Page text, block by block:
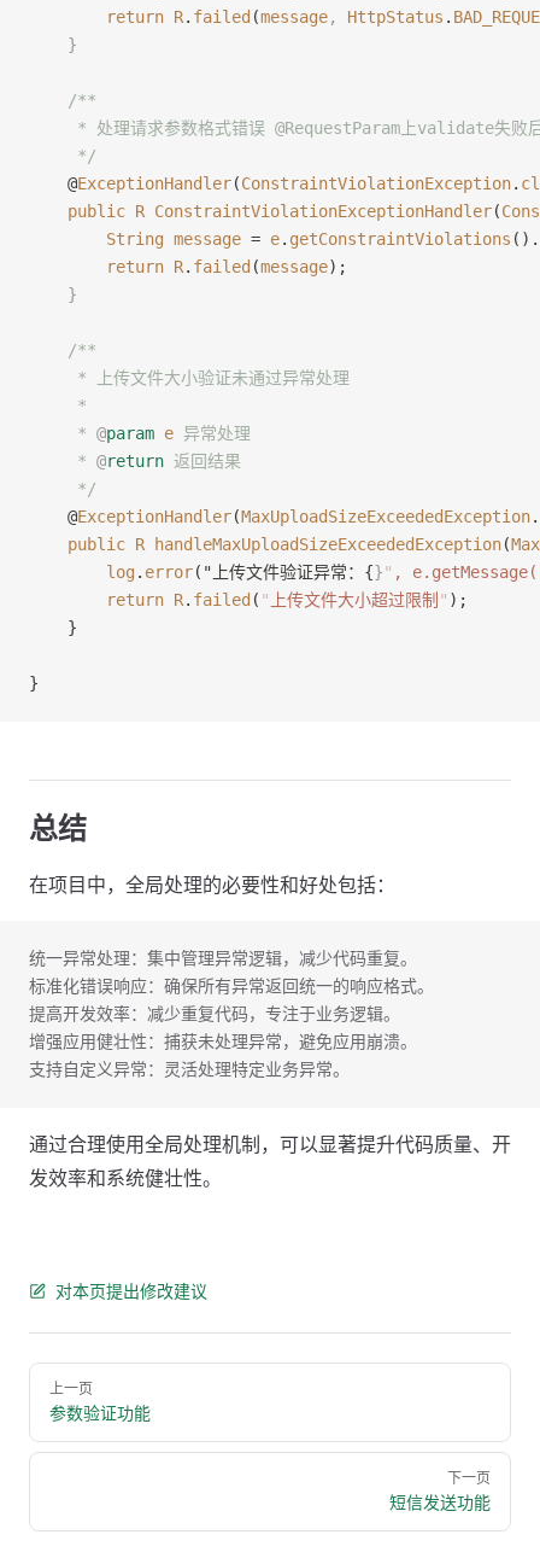
        return
R. failed (message, HttpStatus .
    }
    /**
* 处理请求参数格式错误 @RequestParam上validate失败
     */
    @
ExceptionHandler(ConstraintViolationException.
    public
R ConstraintViolationExceptionHandler(
        String
message = e. getConstraintViolations ().
        return
R. failed (message);
    }
    /**
     * 上传文件大小验证未通过异常处理
     *
     *
@param e 异常处理
     *
@return 返回结果
     */
    @
ExceptionHandler(MaxUploadSizeExceededException.
    public
R handleMaxUploadSizeExceededException(
        log
. error("上传文件验证异常：{}" ,
        return
R. failed ( " 上传文件大小超过限制 " );
    }
}
总结
在项目中，全局处理的必要性和好处包括：
统一异常处理：集中管理异常逻辑，减少代码重复。
标准化错误响应：确保所有异常返回统一的响应格式。
提高开发效率：减少重复代码，专注于业务逻辑。
增强应用健壮性：捕获未处理异常，避免应用崩溃。
支持自定义异常：灵活处理特定业务异常。
通过合理使用全局处理机制，可以显著提升代码质量、开
发效率和系统健壮性。
对本页提出修改建议
Pager
上一页
参数验证功能
下一页
短信发送功能